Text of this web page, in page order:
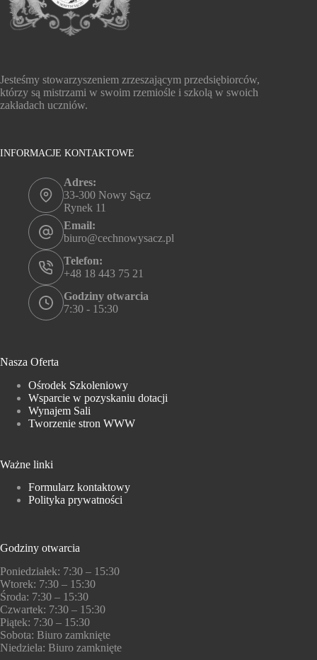
Jesteśmy stowarzyszeniem zrzeszającym przedsiębiorców,
którzy są mistrzami w swoim rzemiośle i szkolą w swoich
zakładach uczniów.
INFORMACJE KONTAKTOWE
Adres:
33-300 Nowy Sącz
Rynek 11
Email:
biuro@cechnowysacz.pl
Telefon:
+48 18 443 75 21
Godziny otwarcia
7:30 - 15:30
Nasza Oferta
Ośrodek Szkoleniowy
Wsparcie w pozyskaniu dotacji
Wynajem Sali
Tworzenie stron WWW
Ważne linki
Formularz kontaktowy
Polityka prywatności
Godziny otwarcia
Poniedziałek: 7:30 – 15:30
Wtorek: 7:30 – 15:30
Środa: 7:30 – 15:30
Czwartek: 7:30 – 15:30
Piątek: 7:30 – 15:30
Sobota: Biuro zamknięte
Niedziela: Biuro zamknięte